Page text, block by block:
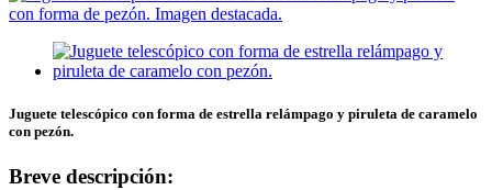
Juguete telescópico con forma de estrella relámpago y piruleta de caramelo
con pezón.
Breve descripción: